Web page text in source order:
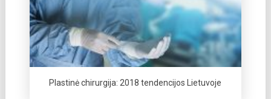
Plastinė chirurgija: 2018 tendencijos Lietuvoje